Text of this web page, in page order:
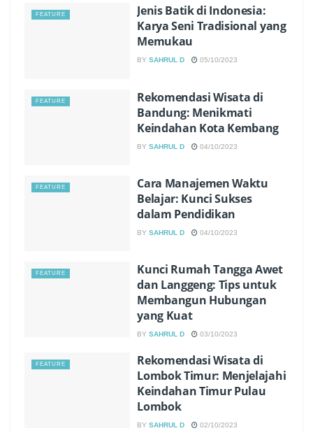
FEATURE
Jenis Batik di Indonesia:
Karya Seni Tradisional yang
Memukau
BY SAHRUL D 05/10/2023
FEATURE
Rekomendasi Wisata di
Bandung: Menikmati
Keindahan Kota Kembang
BY SAHRUL D 04/10/2023
FEATURE
Cara Manajemen Waktu
Belajar: Kunci Sukses
dalam Pendidikan
BY SAHRUL D 04/10/2023
FEATURE
Kunci Rumah Tangga Awet
dan Langgeng: Tips untuk
Membangun Hubungan
yang Kuat
BY SAHRUL D 03/10/2023
FEATURE
Rekomendasi Wisata di
Lombok Timur: Menjelajahi
Keindahan Timur Pulau
Lombok
BY SAHRUL D 02/10/2023